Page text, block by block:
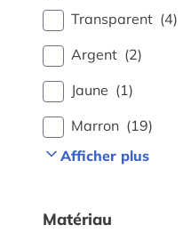
Transparent (4)
Argent (2)
Jaune (1)
Marron (19)
Afficher plus
Matériau